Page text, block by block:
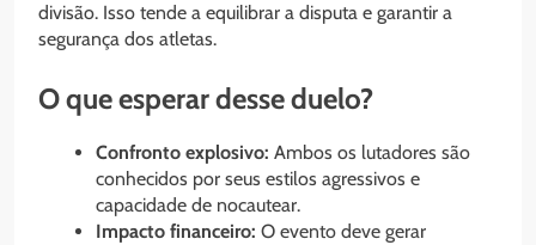
divisão. Isso tende a equilibrar a disputa e garantir a
segurança dos atletas.
O que esperar desse duelo?
Confronto explosivo: Ambos os lutadores são
conhecidos por seus estilos agressivos e
capacidade de nocautear.
Impacto financeiro: O evento deve gerar